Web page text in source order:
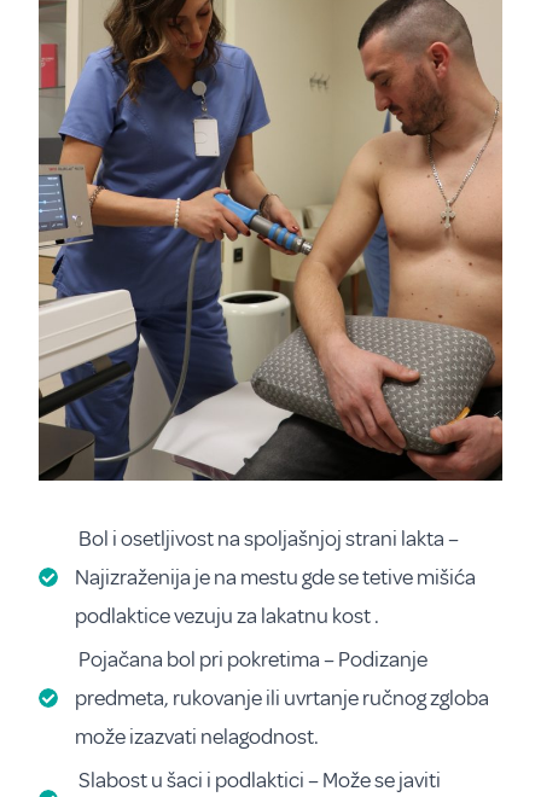
Bol i osetljivost na spoljašnjoj strani lakta –
Najizraženija je na mestu gde se tetive mišića
podlaktice vezuju za lakatnu kost .
Pojačana bol pri pokretima – Podizanje
predmeta, rukovanje ili uvrtanje ručnog zgloba
može izazvati nelagodnost.
Slabost u šaci i podlaktici – Može se javiti